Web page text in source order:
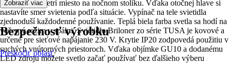
posteli, ktoré šetrí miesto na nočnom stolíku. Vďaka otočnej hlave si
nastavíte smer svietenia podľa situácie. Vypínač na tele svietidla
zjednoduší každodenné používanie. Teplá biela farba svetla sa hodí na
večerný režim v spálni. Svietidlo Briloner zo série TUSA je kovové a
určené pre sieťové napájanie 230 V. Krytie IP20 zodpovedá použitiu v
suchých vnútorných priestoroch. Vďaka objímke GU10 a dodanému
LED zdroju môžete svetlo začať používať bez ďalšieho výberu
Zobraziť viac
Bezpečnosť výrobku
Preskočiť oblasť